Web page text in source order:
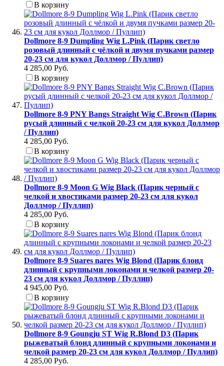
В корзину
Dollmore 8-9 Dumpling Wig L.Pink (Парик светло
розовый длинный с чёлкой и двумя пучками размер
20-23 см для кукол Доллмор / Пуллип)
4 285,00 Руб.
В корзину
Dollmore 8-9 PNY Bangs Straight Wig C.Brown (Парик
русый длинный с челкой 20-23 см для кукол Доллмор
/ Пуллип)
4 285,00 Руб.
В корзину
Dollmore 8-9 Moon G Wig Black (Парик черный с
челкой и хвостиками размер 20-23 см для кукол
Доллмор / Пуллип)
4 285,00 Руб.
В корзину
Dollmore 8-9 Suares nares Wig Blond (Парик блонд
длинный с крупными локонами и челкой размер 20-
23 см для кукол Доллмор / Пуллип)
4 945,00 Руб.
В корзину
Dollmore 8-9 Goungju ST Wig R.Blond D3 (Парик
рыжеватый блонд длинный с крупными локонами и
челкой размер 20-23 см для кукол Доллмор / Пуллип)
4 285,00 Руб.